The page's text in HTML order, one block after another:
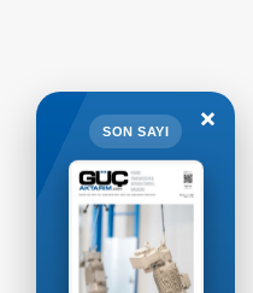
×
SON SAYI